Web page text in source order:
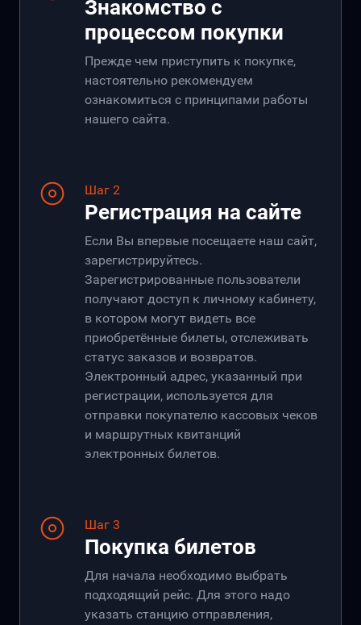
Знакомство с
процессом покупки
Прежде чем приступить к покупке,
настоятельно рекомендуем
ознакомиться с принципами работы
нашего сайта.
Шаг 2
Регистрация на сайте
Если Вы впервые посещаете наш сайт,
зарегистрируйтесь.
Зарегистрированные пользователи
получают доступ к личному кабинету,
в котором могут видеть все
приобретённые билеты, отслеживать
статус заказов и возвратов.
Электронный адрес, указанный при
регистрации, используется для
отправки покупателю кассовых чеков
и маршрутных квитанций
электронных билетов.
Шаг 3
Покупка билетов
Для начала необходимо выбрать
подходящий рейс. Для этого надо
указать станцию отправления,